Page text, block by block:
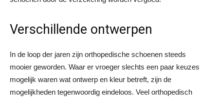
Verschillende ontwerpen
In de loop der jaren zijn orthopedische schoenen steeds
mooier geworden. Waar er vroeger slechts een paar keuzes
mogelijk waren wat ontwerp en kleur betreft, zijn de
mogelijkheden tegenwoordig eindeloos. Veel orthopedisch